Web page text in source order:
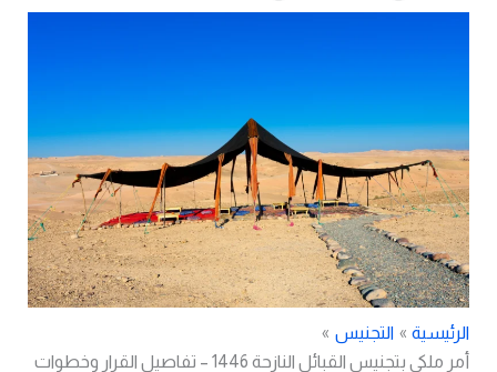
الرئيسية
التجنيس
أمر ملكي بتجنيس القبائل النازحة 1446 – تفاصيل القرار وخطوات